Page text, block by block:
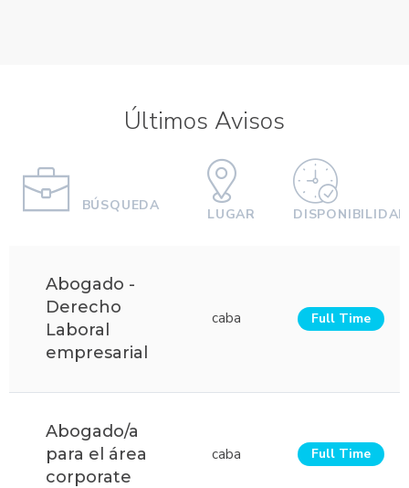
Últimos Avisos
BÚSQUEDA
LUGAR DISPONIBILIDAD
Abogado -
Derecho
Laboral
empresarial
caba Full Time
Abogado/a
para el área
corporate
caba Full Time